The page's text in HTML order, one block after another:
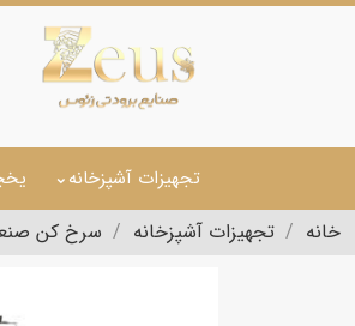
تجهیزات آشپزخانه
خانه تجهیزات آشپزخانه سرخ کن